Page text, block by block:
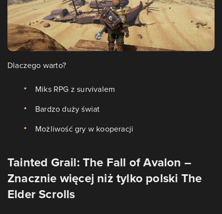
Dlaczego warto?
Miks RPG z survivalem
Bardzo duży świat
Możliwość gry w kooperacji
Tainted Grail: The Fall of Avalon –
Znacznie więcej niż tylko polski The
Elder Scrolls